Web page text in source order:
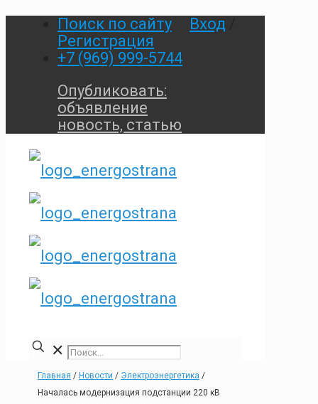
Поиск по сайту Вход
Регистрация
+7 (969) 999-5744
Опубликовать:
объявление
новость, статью
✕
Главная / Новости / Электроэнергетика /
Началась модернизация подстанции 220 кВ